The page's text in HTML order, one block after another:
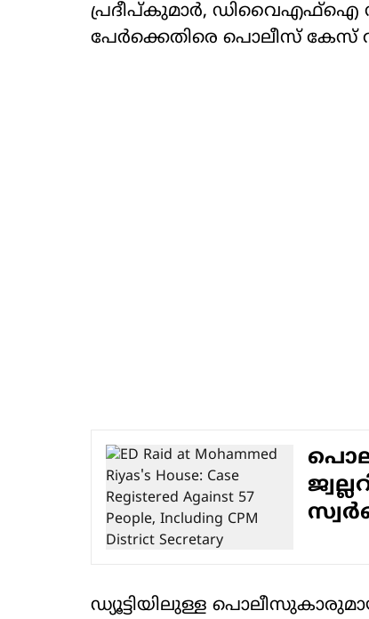
പ്രദീപ്കുമാര്‍, ഡിവൈഎഫ്‌ഐ
പേര്‍ക്കെതിരെ പൊലീസ് കേസ്
ഡ്യൂട്ടിയിലുള്ള